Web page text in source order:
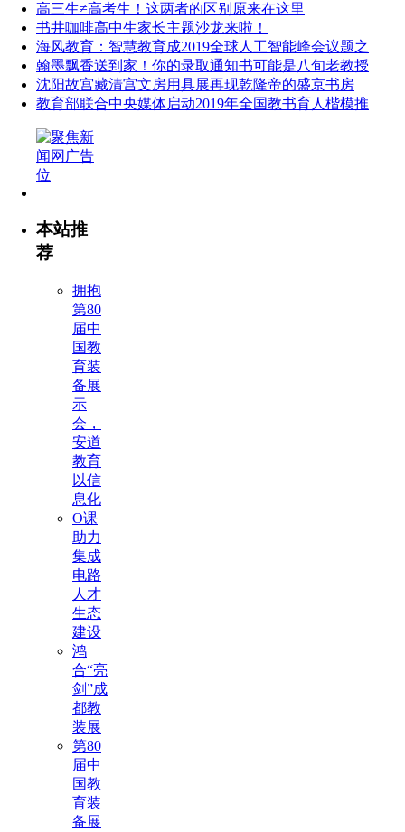
高三生≠高考生！这两者的区别原来在这里
书井咖啡高中生家长主题沙龙来啦！
海风教育：智慧教育成2019全球人工智能峰会议题之
翰墨飘香送到家！你的录取通知书可能是八旬老教授
沈阳故宫藏清宫文房用具展再现乾隆帝的盛京书房
教育部联合中央媒体启动2019年全国教书育人楷模推
本站推
荐
拥抱
第80
届中
国教
育装
备展
示
会，
安道
教育
以信
息化
O课
助力
集成
电路
人才
生态
建设
鸿
合“亮
剑”成
都教
装展
第80
届中
国教
育装
备展